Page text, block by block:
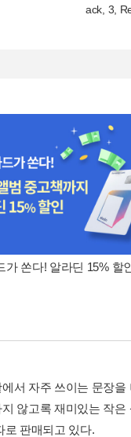
ack, 3,
가 쏜다! 알라딘 15% 할
서 자주 쓰이는 문장
않고록 재미있는 작
로 판매되고 있다.